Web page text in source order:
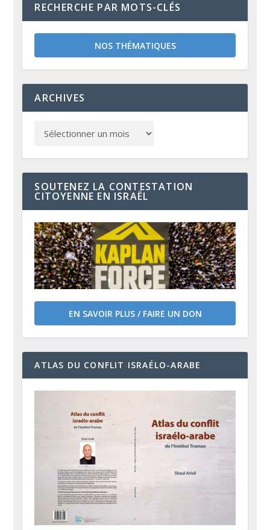
RECHERCHE PAR MOTS-CLÉS
NOS THÉMATIQUES
ARCHIVES
SOUTENEZ LA CONTESTATION
CITOYENNE EN ISRAËL
EN SAVOIR PLUS / FAIRE UN DON
ATLAS DU CONFLIT ISRAÉLO-ARABE